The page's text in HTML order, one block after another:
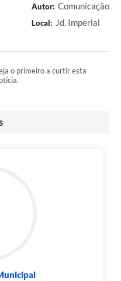
Autor: Comunicação
Local: Jd. Imperial
o primeiro a curtir esta